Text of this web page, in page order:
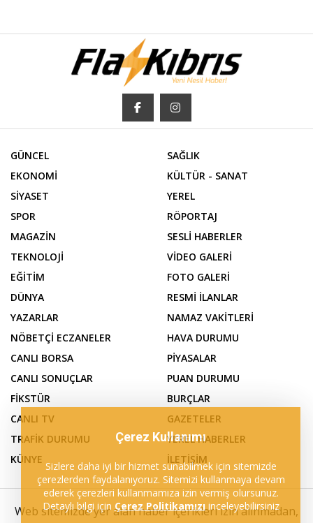
GÜNCEL
EKONOMİ
SİYASET
SPOR
MAGAZİN
TEKNOLOJİ
EĞİTİM
DÜNYA
SAĞLIK
KÜLTÜR - SANAT
YEREL
RÖPORTAJ
SESLİ HABERLER
VİDEO GALERİ
FOTO GALERİ
RESMİ İLANLAR
YAZARLAR
NÖBETÇİ ECZANELER
CANLI BORSA
CANLI SONUÇLAR
FİKSTÜR
CANLI TV
TRAFİK DURUMU
KÜNYE
NAMAZ VAKİTLERİ
HAVA DURUMU
PİYASALAR
PUAN DURUMU
BURÇLAR
GAZETELER
YEREL HABERLER
İLETİŞİM
Web sitemizde yer alan haber içerikleri izin alınmadan,
Çerez Kullanımı
Sizlere daha iyi bir hizmet sunabilmek için sitemizde
çerezlerden faydalanıyoruz. Sitemizi kullanmaya devam
ederek çerezleri kullanmamıza izin vermiş olursunuz.
Detaylı bilgi için Çerez Politikamızıinceleyebilirsiniz